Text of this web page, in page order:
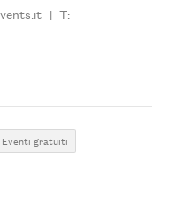
| T:
Eventi gratuiti